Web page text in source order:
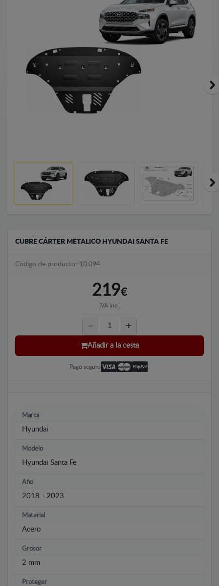
CUBRE CÁRTER METALICO HYUNDAI SANTA FE
Código de producto: 10.094
219€
IVA incl.
Añadir a la cesta
Pago seguro
Marca
Hyundai
Modelo
Hyundai Santa Fe
Año
2018 - 2023
Material
Acero
Grosor
2 mm
Proteger